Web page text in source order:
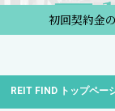
初回契約金
REIT FIND トップペー